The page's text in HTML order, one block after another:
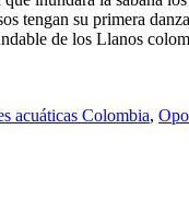
tengan su primera
de los Llanos
acuáticas Colombia,